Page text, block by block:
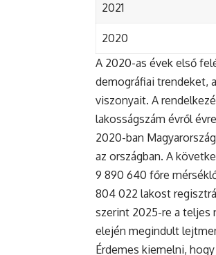
2021
2020
A 2020-as évek első
demográfiai trendeket,
viszonyait. A
lakosságszám évről
2020-ban
az országban. A
9 890 640 főre
804 022 lakost
szerint 2025-re a teljes
elején megindult
Érdemes kiemelni,